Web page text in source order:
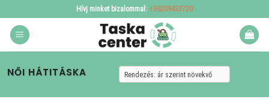
to
content
Hívj minket bizalommal: +36209433720
NŐI HÁTITÁSKA